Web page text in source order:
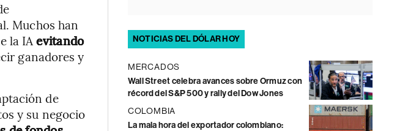
Muchos han
la IAevitando
ganadores y
de
y su negocio
NOTICIAS DEL DÓLAR HOY
MERCADOS
Wall Street celebra avances sobre Ormuz con
récord del S&P 500 y rally del Dow Jones
COLOMBIA
La mala hora del exportador colombiano: